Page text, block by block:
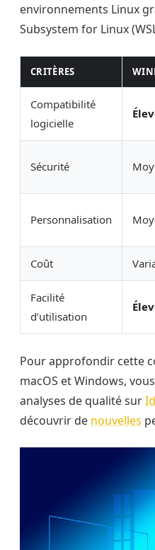
environnements Linux
Subsystem for Linux
CRITÈRES
Compatibilité
logicielle
Sécurité
Personnalisation
Coût
Facilité
d’utilisation
Pour approfondir cette
macOS et Windows,
analyses de qualité sur
découvrir de nouvelles